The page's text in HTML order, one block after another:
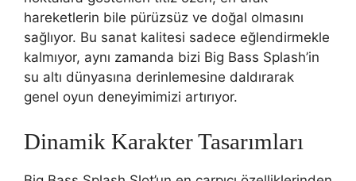
hareketlerin bile pürüzsüz ve doğal olmasını
sağlıyor. Bu sanat kalitesi sadece eğlendirmekle
kalmıyor, aynı zamanda bizi Big Bass Splash’in
su altı dünyasına derinlemesine daldırarak
genel oyun deneyimimizi artırıyor.
Dinamik Karakter Tasarımları